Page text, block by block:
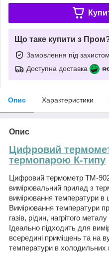
Що таке купити з
Замовлення під захистом
Доступна доставка
Опис Характеристики
Опис
Цифровий
термопарою К-типу
Цифровий термометр TM-
вимірювальний прилад з
вимірювання температури в
Вимірювання температури
газів, рідин, нагрітого
Ідеально підходить для
всередині приміщень та на
температури в холодильних